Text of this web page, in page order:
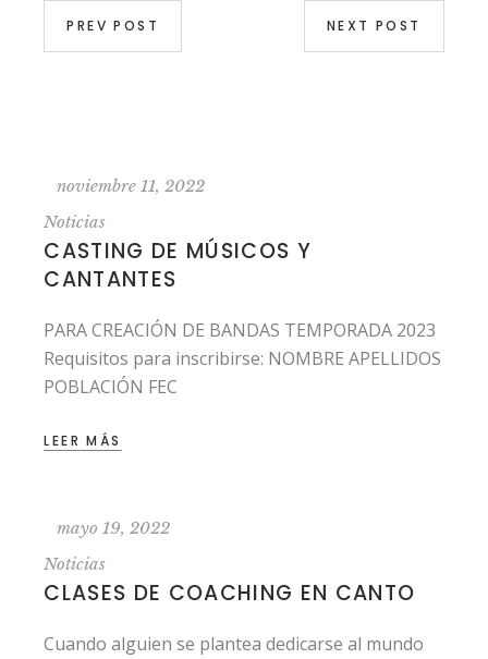
PREV POST NEXT POST
noviembre 11, 2022
Noticias
CASTING DE MÚSICOS Y
CANTANTES
PARA CREACIÓN DE BANDAS TEMPORADA 2023
Requisitos para inscribirse: NOMBRE APELLIDOS
POBLACIÓN FEC
LEER MÁS
mayo 19, 2022
Noticias
CLASES DE COACHING EN CANTO
Cuando alguien se plantea dedicarse al mundo